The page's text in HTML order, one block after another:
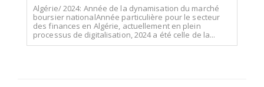
Algérie/ 2024: Année de la dynamisation du marché
boursier nationalAnnée particulière pour le secteur
des finances en Algérie, actuellement en plein
processus de digitalisation, 2024 a été celle de la...